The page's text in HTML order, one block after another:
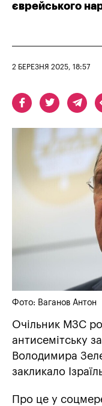
єврейського
2 БЕРЕЗНЯ 2025, 18:57
Фото: Ваганов Антон
Очільник МЗС
антисемітську
Володимира
закликало
Про це у